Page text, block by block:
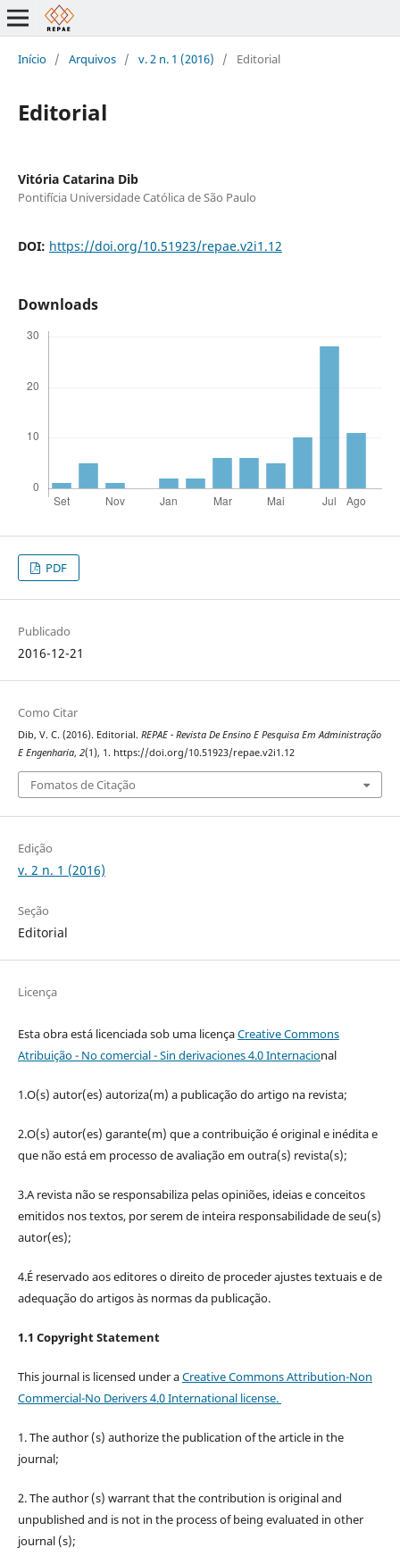
Início / Arquivos / v. 2 n. 1 (2016) / Editorial
Editorial
Vitória Catarina Dib
Pontifícia Universidade Católica de São Paulo
DOI: https://doi.org/10.51923/repae.v2i1.12
Downloads
PDF
Publicado
2016-12-21
Como Citar
Dib, V. C. (2016). Editorial. REPAE - Revista De Ensino E Pesquisa Em Administração
E Engenharia, 2(1), 1. https://doi.org/10.51923/repae.v2i1.12
Fomatos de Citação
Edição
v. 2 n. 1 (2016)
Seção
Editorial
Licença
Esta obra está licenciada sob uma licençaCreative Commons
Atribuição - No comercial - Sin derivaciones 4.0 Internacional
1.O(s) autor(es) autoriza(m) a publicação do artigo na revista;
2.O(s) autor(es) garante(m) que a contribuição é original e inédita e
que não está em processo de avaliação em outra(s) revista(s);
3.A revista não se responsabiliza pelas opiniões, ideias e conceitos
emitidos nos textos, por serem de inteira responsabilidade de seu(s)
autor(es);
4.É reservado aos editores o direito de proceder ajustes textuais e de
adequação do artigos às normas da publicação.
1.1 Copyright Statement
This journal is licensed under aCreative Commons Attribution-Non
Commercial-No Derivers 4.0 International license.
1. The author (s) authorize the publication of the article in the
journal;
2. The author (s) warrant that the contribution is original and
unpublished and is not in the process of being evaluated in other
journal (s);